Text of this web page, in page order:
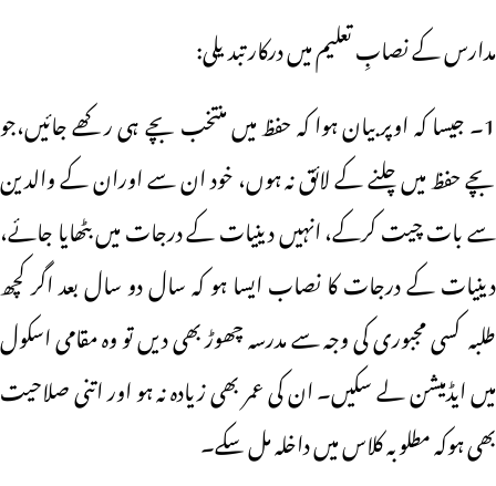
مدارس کے نصابِ تعلیم میں درکار تبدیلی:
1۔ جیسا کہ اوپر بیان ہوا کہ حفظ میں منتخب بچے ہی رکھے جائیں،جو
بچے حفظ میں چلنے کے لائق نہ ہوں، خود ان سے اوران کے والدین
سے بات چیت کرکے، انہیں دینیات کے درجات میں بٹھایا جائے،
دینیات کے درجات کا نصاب ایسا ہو کہ سال دو سال بعد اگر کچھ
طلبہ کسی مجبوری کی وجہ سے مدرسہ چھوڑ بھی دیں تو وہ مقامی اسکول
میں ایڈمیشن لے سکیں۔ ان کی عمر بھی زیادہ نہ ہو اور اتنی صلاحیت
بھی ہوکہ مطلوبہ کلاس میں داخلہ مل سکے۔